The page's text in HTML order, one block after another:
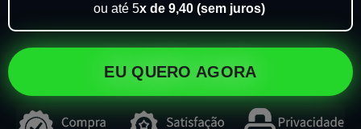
ou até 5x de 9,40 (sem juros)
EU QUERO AGORA